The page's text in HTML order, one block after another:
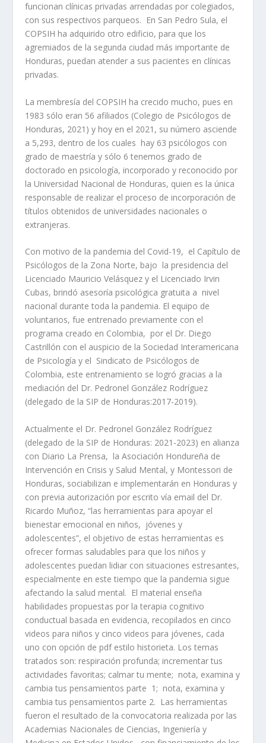
funcionan clínicas privadas arrendadas por colegiados,
con sus respectivos parqueos. En San Pedro Sula, el
COPSIH ha adquirido otro edificio, para que los
agremiados de la segunda ciudad más importante de
Honduras, puedan atender a sus pacientes en clínicas
privadas.
La membresía del COPSIH ha crecido mucho, pues en
1983 sólo eran 56 afiliados (Colegio de Psicólogos de
Honduras, 2021) y hoy en el 2021, su número asciende
a 5,293, dentro de los cuales hay 63 psicólogos con
grado de maestría y sólo 6 tenemos grado de
doctorado en psicología, incorporado y reconocido por
la Universidad Nacional de Honduras, quien es la única
responsable de realizar el proceso de incorporación de
títulos obtenidos de universidades nacionales o
extranjeras.
Con motivo de la pandemia del Covid-19, el Capítulo de
Psicólogos de la Zona Norte, bajo la presidencia del
Licenciado Mauricio Velásquez y el Licenciado Irvin
Cubas, brindó asesoría psicológica gratuita a nivel
nacional durante toda la pandemia. El equipo de
voluntarios, fue entrenado previamente con el
programa creado en Colombia, por el Dr. Diego
Castrillón con el auspicio de la Sociedad Interamericana
de Psicología y el Sindicato de Psicólogos de
Colombia, este entrenamiento se logró gracias a la
mediación del Dr. Pedronel González Rodríguez
(delegado de la SIP de Honduras:2017-2019).
Actualmente el Dr. Pedronel González Rodríguez
(delegado de la SIP de Honduras: 2021-2023) en alianza
con Diario La Prensa, la Asociación Hondureña de
Intervención en Crisis y Salud Mental, y Montessori de
Honduras, sociabilizan e implementarán en Honduras y
con previa autorización por escrito vía email del Dr.
Ricardo Muñoz, “las herramientas para apoyar el
bienestar emocional en niños, jóvenes y
adolescentes”, el objetivo de estas herramientas es
ofrecer formas saludables para que los niños y
adolescentes puedan lidiar con situaciones estresantes,
especialmente en este tiempo que la pandemia sigue
afectando la salud mental. El material enseña
habilidades propuestas por la terapia cognitivo
conductual basada en evidencia, recopilados en cinco
videos para niños y cinco videos para jóvenes, cada
uno con opción de pdf estilo historieta. Los temas
tratados son: respiración profunda; incrementar tus
actividades favoritas; calmar tu mente; nota, examina y
cambia tus pensamientos parte 1; nota, examina y
cambia tus pensamientos parte 2. Las herramientas
fueron el resultado de la convocatoria realizada por las
Academias Nacionales de Ciencias, Ingeniería y